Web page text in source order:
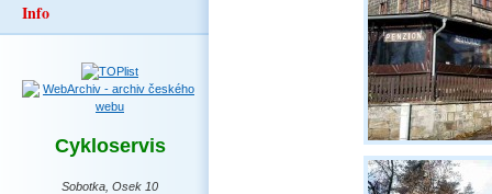
Info
Cykloservis
Sobotka, Osek 10